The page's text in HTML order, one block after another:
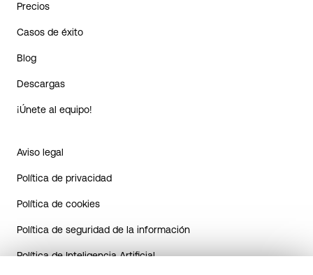
Precios
Casos de éxito
Blog
Descargas
¡Únete al equipo!
Aviso legal
Política de privacidad
Política de cookies
Política de seguridad de la información
Política de Inteligencia Artificial